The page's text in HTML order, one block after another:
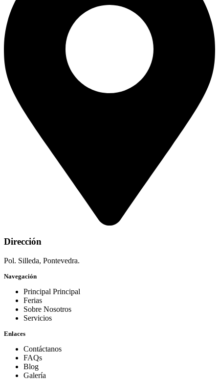
Dirección
Pol. Silleda, Pontevedra.
Navegación
Principal Principal
Ferias
Sobre Nosotros
Servicios
Enlaces
Contáctanos
FAQs
Blog
Galería